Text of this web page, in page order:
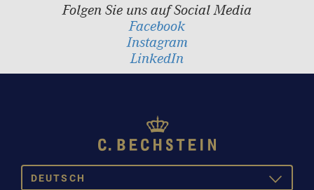
Folgen Sie uns auf Social Media
Facebook
Instagram
LinkedIn
DEUTSCH
TOGGLE